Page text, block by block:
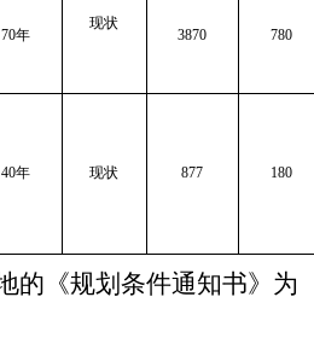
70年
现状
3870 780
40年 现状 877 180
的《规划条件通知书》为